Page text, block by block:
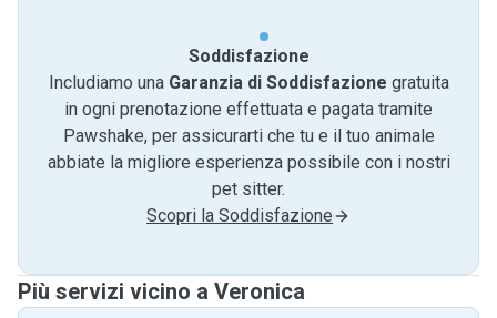
Soddisfazione
Includiamo una Garanzia di Soddisfazione gratuita
in ogni prenotazione effettuata e pagata tramite
Pawshake, per assicurarti che tu e il tuo animale
abbiate la migliore esperienza possibile con i nostri
pet sitter.
Scopri la Soddisfazione
Più servizi vicino a Veronica